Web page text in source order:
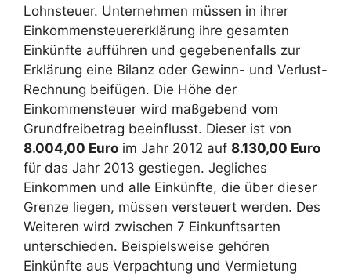
Lohnsteuer. Unternehmen müssen in ihrer
Einkommensteuererklärung ihre gesamten
Einkünfte aufführen und gegebenenfalls zur
Erklärung eine Bilanz oder Gewinn- und Verlust-
Rechnung beifügen. Die Höhe der
Einkommensteuer wird maßgebend vom
Grundfreibetrag beeinflusst. Dieser ist von
8.004,00 Euro im Jahr 2012 auf 8.130,00 Euro
für das Jahr 2013 gestiegen. Jegliches
Einkommen und alle Einkünfte, die über dieser
Grenze liegen, müssen versteuert werden. Des
Weiteren wird zwischen 7 Einkunftsarten
unterschieden. Beispielsweise gehören
Einkünfte aus Verpachtung und Vermietung